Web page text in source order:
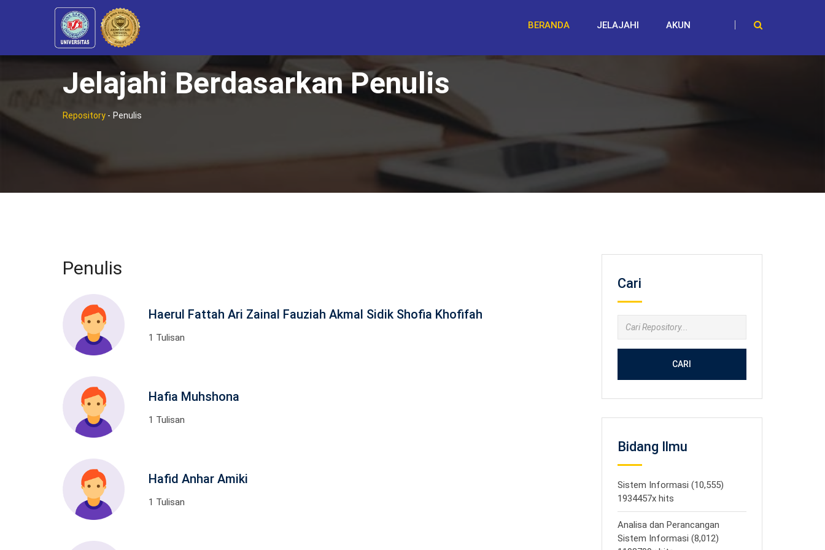
BERANDA JELAJAHI AKUN
Jelajahi Berdasarkan Penulis
Repository - Penulis
Penulis
Haerul Fattah Ari Zainal Fauziah Akmal Sidik Shofia Khofifah
1 Tulisan
Hafia Muhshona
1 Tulisan
Hafid Anhar Amiki
1 Tulisan
Cari
CARI
Bidang Ilmu
Sistem Informasi (10,555)
1934457x hits
Analisa dan Perancangan
Sistem Informasi (8,012)